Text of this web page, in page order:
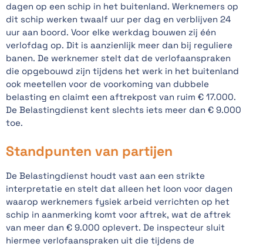
dagen op een schip in het buitenland. Werknemers op
dit schip werken twaalf uur per dag en verblijven 24
uur aan boord. Voor elke werkdag bouwen zij één
verlofdag op. Dit is aanzienlijk meer dan bij reguliere
banen. De werknemer stelt dat de verlofaanspraken
die opgebouwd zijn tijdens het werk in het buitenland
ook meetellen voor de voorkoming van dubbele
belasting en claimt een aftrekpost van ruim € 17.000.
De Belastingdienst kent slechts iets meer dan € 9.000
toe.
Standpunten van partijen
De Belastingdienst houdt vast aan een strikte
interpretatie en stelt dat alleen het loon voor dagen
waarop werknemers fysiek arbeid verrichten op het
schip in aanmerking komt voor aftrek, wat de aftrek
van meer dan € 9.000 oplevert. De inspecteur sluit
hiermee verlofaanspraken uit die tijdens de